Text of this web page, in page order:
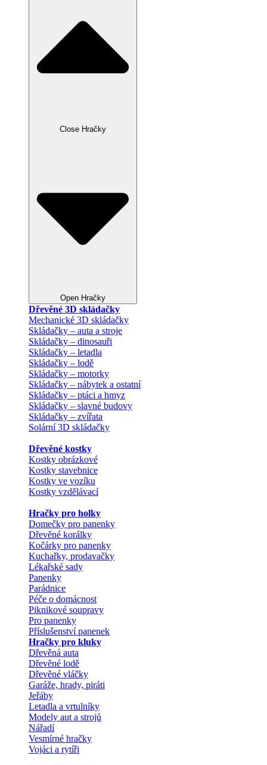
Close Hračky
Open Hračky
Dřevěné 3D skládačky
Mechanické 3D skládačky
Skládačky – auta a stroje
Skládačky – dinosauři
Skládačky – letadla
Skládačky – lodě
Skládačky – motorky
Skládačky – nábytek a ostatní
Skládačky – ptáci a hmyz
Skládačky – slavné budovy
Skládačky – zvířata
Solární 3D skládačky
Dřevěné kostky
Kostky obrázkové
Kostky stavebnice
Kostky ve vozíku
Kostky vzdělávací
Hračky pro holky
Domečky pro panenky
Dřevěné korálky
Kočárky pro panenky
Kuchařky, prodavačky
Lékařské sady
Panenky
Parádnice
Péče o domácnost
Piknikové soupravy
Pro panenky
Příslušenství panenek
Hračky pro kluky
Dřevěná auta
Dřevěné lodě
Dřevěné vláčky
Garáže, hrady, piráti
Jeřáby
Letadla a vrtulníky
Modely aut a strojů
Nářadí
Vesmírné hračky
Vojáci a rytíři